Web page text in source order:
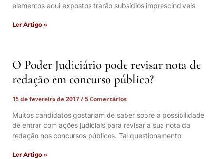
elementos aqui expostos trarão subsídios imprescindíveis
Ler Artigo »
O Poder Judiciário pode revisar nota de
redação em concurso público?
15 de fevereiro de 2017
5 Comentários
Muitos candidatos gostariam de saber sobre a possibilidade
de entrar com ações judiciais para revisar a sua nota da
redação nos concursos públicos. Tal questionamento
Ler Artigo »